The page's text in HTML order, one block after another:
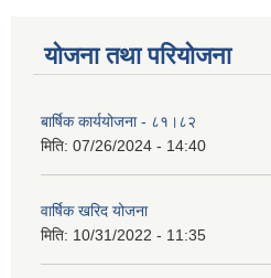
योजना तथा परियोजना
बार्षिक कार्ययोजना - ८१।८२
मिति: 07/26/2024 - 14:40
वार्षिक खरिद योजना
मिति: 10/31/2022 - 11:35